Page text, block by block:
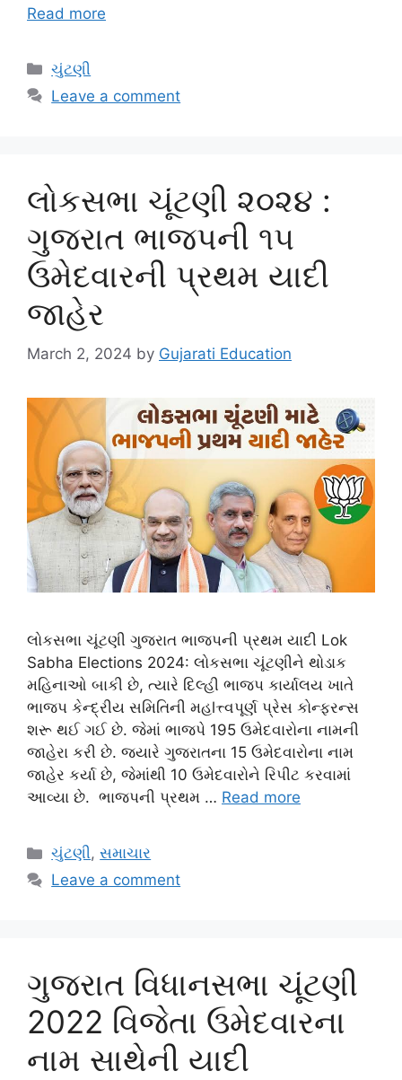
Read more
Categories
ચુંટણી
Leave a comment
લોકસભા ચૂંટણી ૨૦૨૪ :
ગુજરાત ભાજપની ૧૫
ઉમેદવારની પ્રથમ યાદી
જાહેર
March 2, 2024 by Gujarati Education
લોકસભા ચૂંટણી ગુજરાત ભાજપની પ્રથમ યાદી Lok
Sabha Elections 2024: લોકસભા ચૂંટણીને થોડાક
મહિનાઓ બાકી છે, ત્યારે દિલ્હી ભાજપ કાર્યાલય ખાતે
ભાજપ કેન્દ્રીય સમિતિની મહlત્ત્વપૂર્ણ પ્રેસ કોન્ફરન્સ
શરૂ થઈ ગઈ છે. જેમાં ભાજપે 195 ઉમેદવારોના નામની
જાહેરા કરી છે. જ્યારે ગુજરાતના 15 ઉમેદવારોના નામ
જાહેર કર્યા છે, જેમાંથી 10 ઉમેદવારોને રિપીટ કરવામાં
આવ્યા છે. ભાજપની પ્રથમ … Read more
Categories
ચુંટણી,સમાચાર
Leave a comment
ગુજરાત વિધાનસભા ચૂંટણી
2022 વિજેતા ઉમેદવારના
નામ સાથેની યાદી